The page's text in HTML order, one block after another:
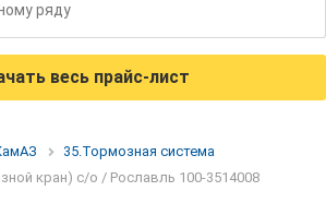
ряду
весь прайс-лист
35.Тормозная система
кран) с/о / Рославль 100-3514008